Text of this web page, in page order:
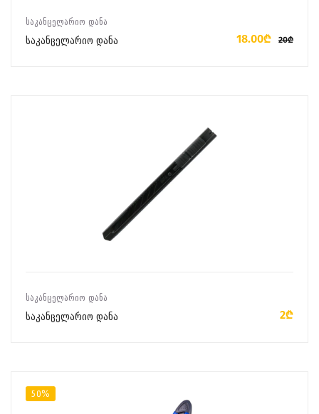
ᲡᲐᲙᲐᲜᲪᲔᲚᲐᲠᲘᲝ ᲓᲐᲜᲐ
საკანცელარიო დანა 18.00₾ 20₾
ᲡᲐᲙᲐᲜᲪᲔᲚᲐᲠᲘᲝ ᲓᲐᲜᲐ
საკანცელარიო დანა 2₾
50%